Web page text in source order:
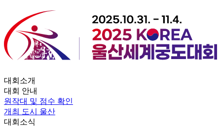
대회소개
대회 안내
원작대 및 점수 확인
개최 도시 울산
대회소식